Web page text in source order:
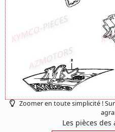
Zoomer en toute simplicité !
Les pièces des